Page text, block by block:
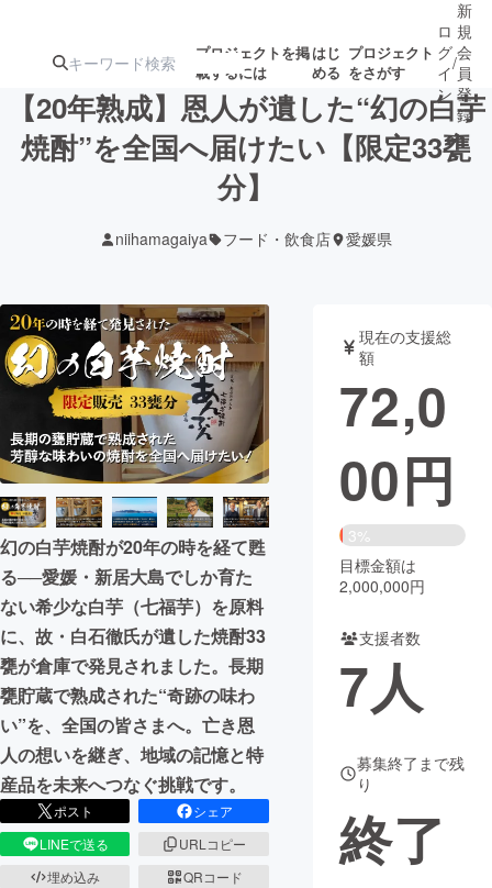
プロジェクトを掲
載するには
はじ
める
プロジェクト
をさがす
注目の新着プロ
テクノロジー・ガジェット
映像・映画 書籍・雑誌
ビジネス・起業 チャレンジ
まちづくり・地域活性化
CAMPFIRE for Social Good
CAMPFIRE Creation
CAMPFIREふるさと納税machi-ya コミュニティ
ロ
グ
イ
ン
/
新
規
会
員
登
録
【20年熟成】恩人が遺した“幻の白芋
焼酎”を全国へ届けたい【限定33甕
分】
niihamagaiya フード・飲食店 愛媛県
幻の白芋焼酎が20年の時を経て甦
る──愛媛・新居大島でしか育た
ない希少な白芋（七福芋）を原料
に、故・白石徹氏が遺した焼酎33
甕が倉庫で発見されました。長期
甕貯蔵で熟成された“奇跡の味わ
い”を、全国の皆さまへ。亡き恩
人の想いを継ぎ、地域の記憶と特
産品を未来へつなぐ挑戦です。
ポスト
シェア
LINEで送る
URLコピー
埋め込み
QRコード
現在の支援総
額
72,0
00円
3%
目標金額は
2,000,000円
支援者数
7人
募集終了まで残
り
終了